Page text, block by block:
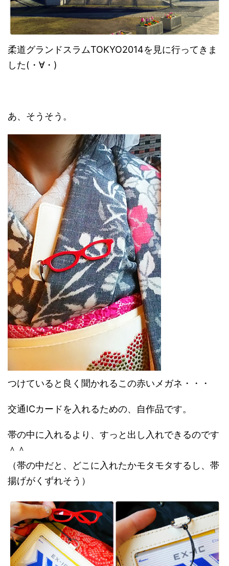
柔道グランドスラムTOKYO2014を見に行ってきま
した(・∀・)
あ、そうそう。
つけていると良く聞かれるこの赤いメガネ・・・
交通ICカードを入れるための、自作品です。
帯の中に入れるより、すっと出し入れできるのです
＾＾
（帯の中だと、どこに入れたかモタモタするし、帯
揚げがくずれそう）